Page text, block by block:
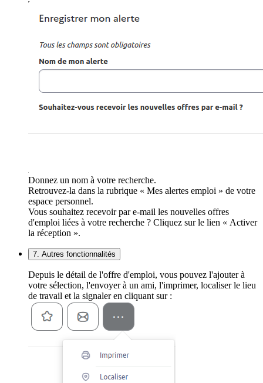
Donnez un nom à votre recherche.
Retrouvez-la dans la rubrique « Mes alertes emploi » de votre
espace personnel.
Vous souhaitez recevoir par e-mail les nouvelles offres
d'emploi liées à votre recherche ? Cliquez sur le lien « Activer
la réception ».
7. Autres fonctionnalités
Depuis le détail de l'offre d'emploi, vous pouvez l'ajouter à
votre sélection, l'envoyer à un ami, l'imprimer, localiser le lieu
de travail et la signaler en cliquant sur :